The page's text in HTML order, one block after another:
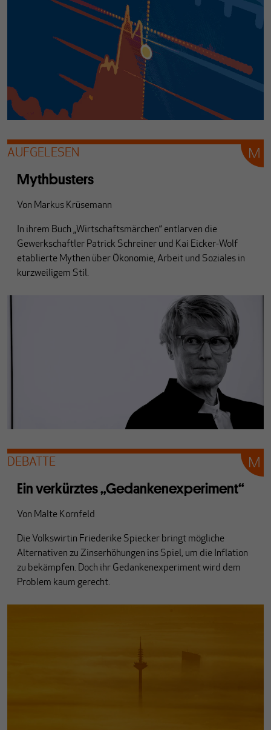
AUFGELESEN
Mythbusters
Von Markus Krüsemann
In ihrem Buch „Wirtschaftsmärchen“ entlarven die
Gewerkschaftler Patrick Schreiner und Kai Eicker-Wolf
etablierte Mythen über Ökonomie, Arbeit und Soziales in
kurzweiligem Stil.
DEBATTE
Ein verkürztes „Gedankenexperiment“
Von Malte Kornfeld
Die Volkswirtin Friederike Spiecker bringt mögliche
Alternativen zu Zinserhöhungen ins Spiel, um die Inflation
zu bekämpfen. Doch ihr Gedankenexperiment wird dem
Problem kaum gerecht.